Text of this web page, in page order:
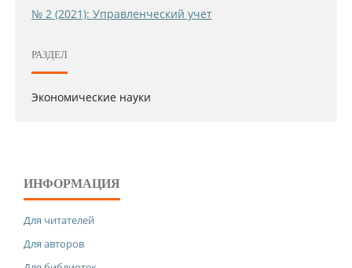
№ 2 (2021): Управленческий учет
РАЗДЕЛ
Экономические науки
ИНФОРМАЦИЯ
Для читателей
Для авторов